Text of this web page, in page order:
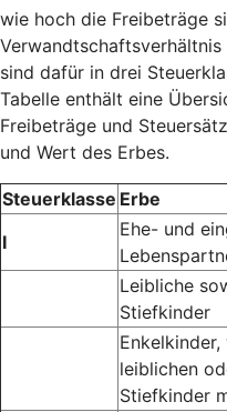
wie hoch die Freibeträge
sind dafür in drei
Tabelle enthält eine
Freibeträge und
und Wert des Erbes.
Steuerklasse Erbe
I
Ehe- und
Leibliche
Stiefkinder
leiblichen
Stiefkinder